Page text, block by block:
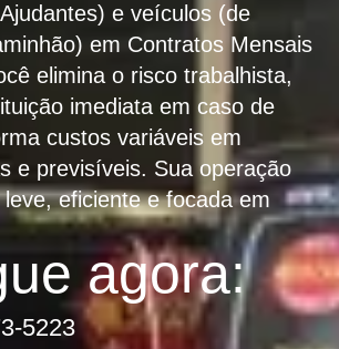
e veículos (de
em Contratos Mensais
elimina o risco trabalhista,
imediata em caso de
custos variáveis em
e previsíveis. Sua operação
eficiente e focada em
agora:
5223